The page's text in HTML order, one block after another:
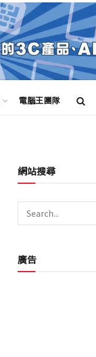
電腦王團隊
網站搜尋
廣告